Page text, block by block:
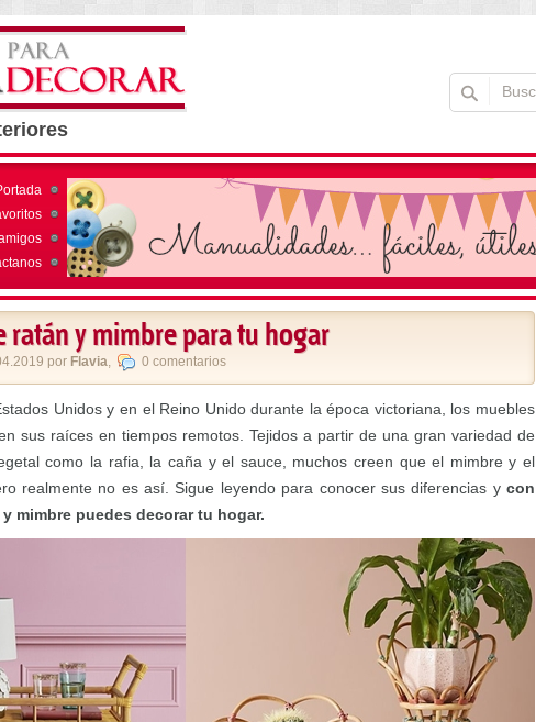
ratán y mimbre para tu hogar
por Flavia, 0 comentarios
Unidos y en el Reino Unido durante la época victoriana, los muebles
sus raíces en tiempos remotos. Tejidos a partir de una gran variedad de
como la rafia, la caña y el sauce, muchos creen que el mimbre y el
realmente no es así. Sigue leyendo para conocer sus diferencias y con
mimbre puedes decorar tu hogar.